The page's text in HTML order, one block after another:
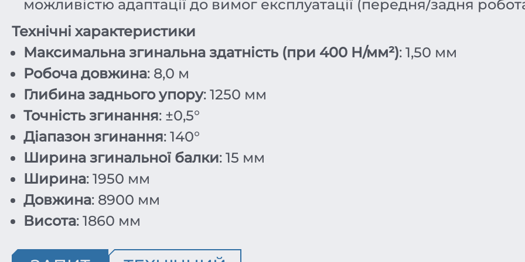
можливістю адаптації до вимог експлуатації (передня/задня
Технічні характеристики
Максимальна згинальна здатність (при 400 Н/мм²): 1,50 мм
Робоча довжина: 8,0 м
Глибина заднього упору: 1250 мм
Точність згинання: ±0,5°
Діапазон згинання: 140°
Ширина згинальної балки: 15 мм
Ширина: 1950 мм
Довжина: 8900 мм
Висота: 1860 мм